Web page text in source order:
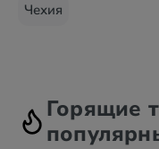
Чехия
Горящие